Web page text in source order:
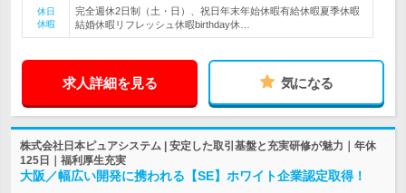
休日
休暇
完全週休2日制（土・日）、祝日年末年始休暇有給休暇夏季休暇
結婚休暇リフレッシュ休暇birthday休…
求人詳細を見る 気になる
株式会社日本ピュアシステム | 安定した取引基盤と充実研修が魅力｜年休
125日｜福利厚生充実
大阪／幅広い開発に携われる【SE】ホワイト企業認定取得！